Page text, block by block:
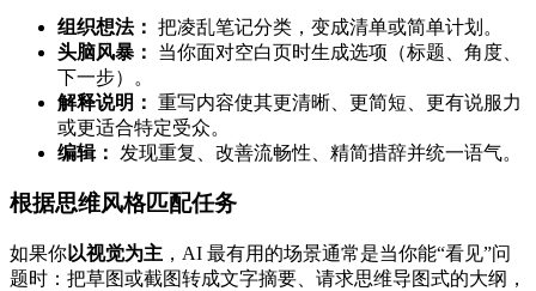
组织想法： 把凌乱笔记分类，变成清单或简单计划。
头脑风暴：
当你面对空白页时生成选项（标题、角度、
下一步）。
解释说明： 重写内容使其更清晰、更简短、更有说服力
或更适合特定受众。
编辑：
发现重复、改善流畅性、精简措辞并统一语气。
根据思维风格匹配任务
如果你以视觉为主 ，AI 最有用的场景通常是当你能“看见”问
题时：把草图或截图转成文字摘要、请求思维导图式的大纲，